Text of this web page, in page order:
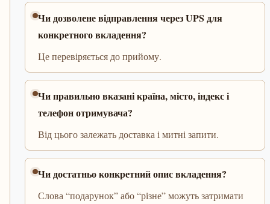
Чи дозволене відправлення через UPS для
конкретного вкладення?
Це перевіряється до прийому.
Чи правильно вказані країна, місто, індекс і
телефон отримувача?
Від цього залежать доставка і митні запити.
Чи достатньо конкретний опис вкладення?
Слова “подарунок” або “різне” можуть затримати